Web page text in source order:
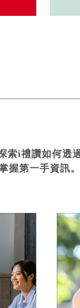
索i禮讚如何透
握第一手資訊。